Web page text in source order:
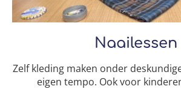
Naailessen
Zelf kleding maken onder
eigen tempo. Ook voor